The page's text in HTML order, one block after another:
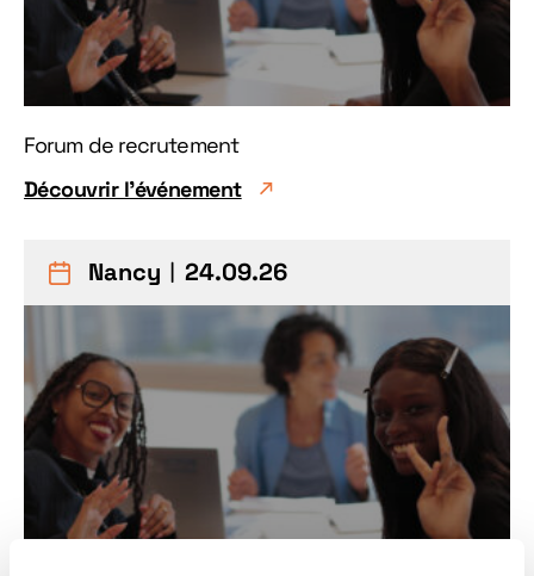
Forum de recrutement
Découvrir l'événement
Nancy ︱24.09.26